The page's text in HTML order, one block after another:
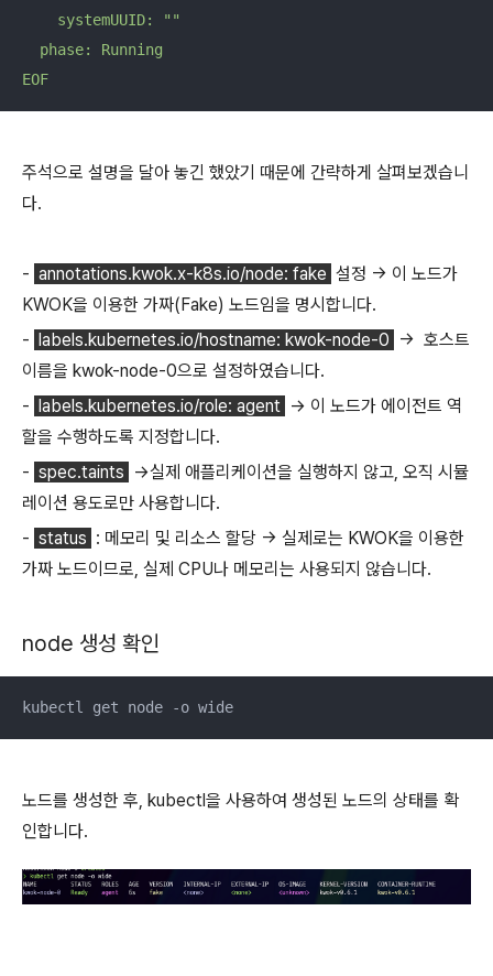
    systemUUID: ""
  phase: Running
EOF
주석으로 설명을 달아 놓긴 했았기 때문에 간략하게 살펴보겠습니
다.
- annotations.kwok.x-k8s.io/node: fake 설정 -> 이 노드가
KWOK을 이용한 가짜(Fake) 노드임을 명시합니다.
- labels.kubernetes.io/hostname: kwok-node-0 -> 호스트
이름을 kwok-node-0으로 설정하였습니다.
- labels.kubernetes.io/role: agent → 이 노드가 에이전트 역
할을 수행하도록 지정합니다.
- spec.taints ->실제 애플리케이션을 실행하지 않고, 오직 시뮬
레이션 용도로만 사용합니다.
- status : 메모리 및 리소스 할당 -> 실제로는 KWOK을 이용한
가짜 노드이므로, 실제 CPU나 메모리는 사용되지 않습니다.
node 생성 확인
kubectl get node -o wide
노드를 생성한 후, kubectl을 사용하여 생성된 노드의 상태를 확
인합니다.